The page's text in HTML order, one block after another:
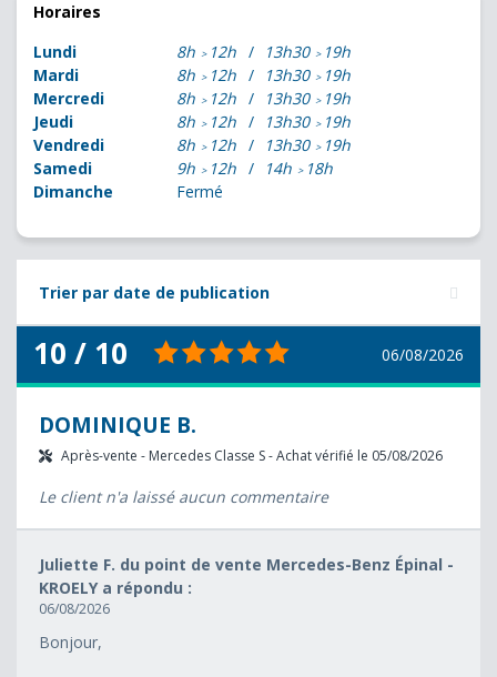
Horaires
Lundi
8h 12h 13h30
19h
Mardi
8h 12h 13h30
19h
Mercredi
8h 12h 13h30
19h
Jeudi
8h 12h 13h30
19h
Vendredi
8h 12h 13h30
19h
Samedi
9h 12h 14h
18h
Dimanche
Fermé
Trier par date de publication
10 / 10 06/08/2026
DOMINIQUE B.
Après-vente - Mercedes Classe S - Achat vérifié le 05/08/2026
Le client n'a laissé aucun commentaire
Juliette F. du point de vente Mercedes-Benz Épinal -
KROELY a répondu :
06/08/2026
Bonjour,